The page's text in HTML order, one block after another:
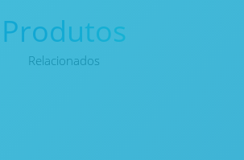
Produtos
Relacionados